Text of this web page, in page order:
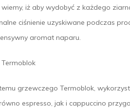
iż aby wydobyć z każdego
ciśnienie uzyskiwane podczas
aromat naparu.
grzewczego Termoblok,
espresso, jak i cappuccino